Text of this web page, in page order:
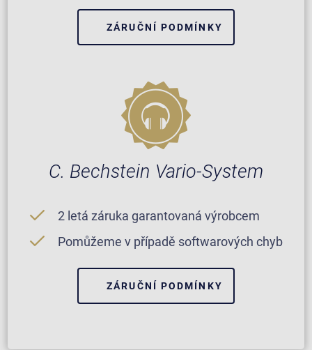
ZÁRUČNÍ PODMÍNKY
C. Bechstein Vario-System
2 letá záruka garantovaná výrobcem
Pomůžeme v případě softwarových chyb
ZÁRUČNÍ PODMÍNKY